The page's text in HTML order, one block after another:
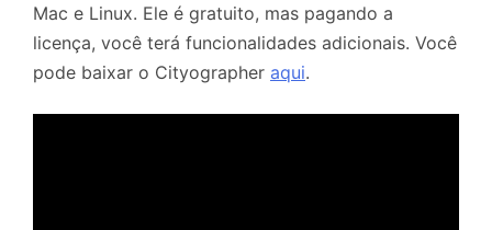
Mac e Linux. Ele é gratuito, mas pagando a
licença, você terá funcionalidades adicionais. Você
pode baixar o Cityographer aqui.